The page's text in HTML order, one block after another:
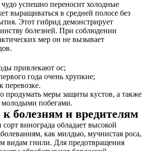
успешно переносит холодные
выращиваться в средней полосе без
Этот гибрид демонстрирует
болезней. При соблюдении
мер он не вызывает
привлекают ос;
года очень хрупкие;
перевозке.
продумать меры защиты кустов, а также
молодыми побегами.
болезням и вредителям
винограда обладает высокой
как милдью, мучнистая роса,
видам гнили. Для предотвращения